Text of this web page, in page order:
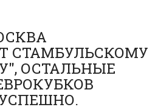
СТАМБУЛЬСКОМУ
ОСТАЛЬНЫЕ